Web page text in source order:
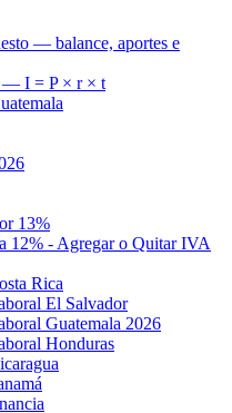
— balance, aportes e
— I = P × r × t
13%
12% - Agregar o Quitar IVA
Rica
El Salvador
Guatemala 2026
Honduras